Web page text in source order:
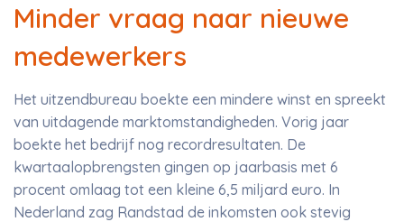
Minder vraag naar nieuwe
medewerkers
Het uitzendbureau boekte een mindere winst en spreekt
van uitdagende marktomstandigheden. Vorig jaar
boekte het bedrijf nog recordresultaten. De
kwartaalopbrengsten gingen op jaarbasis met 6
procent omlaag tot een kleine 6,5 miljard euro. In
Nederland zag Randstad de inkomsten ook stevig